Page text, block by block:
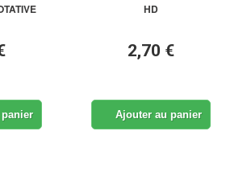
HD
2,70 €
Ajouter au panier